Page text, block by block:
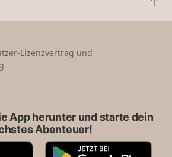
Z
u
Lizenzvertrag und
App herunter und starte dein
Abenteuer!
A
G